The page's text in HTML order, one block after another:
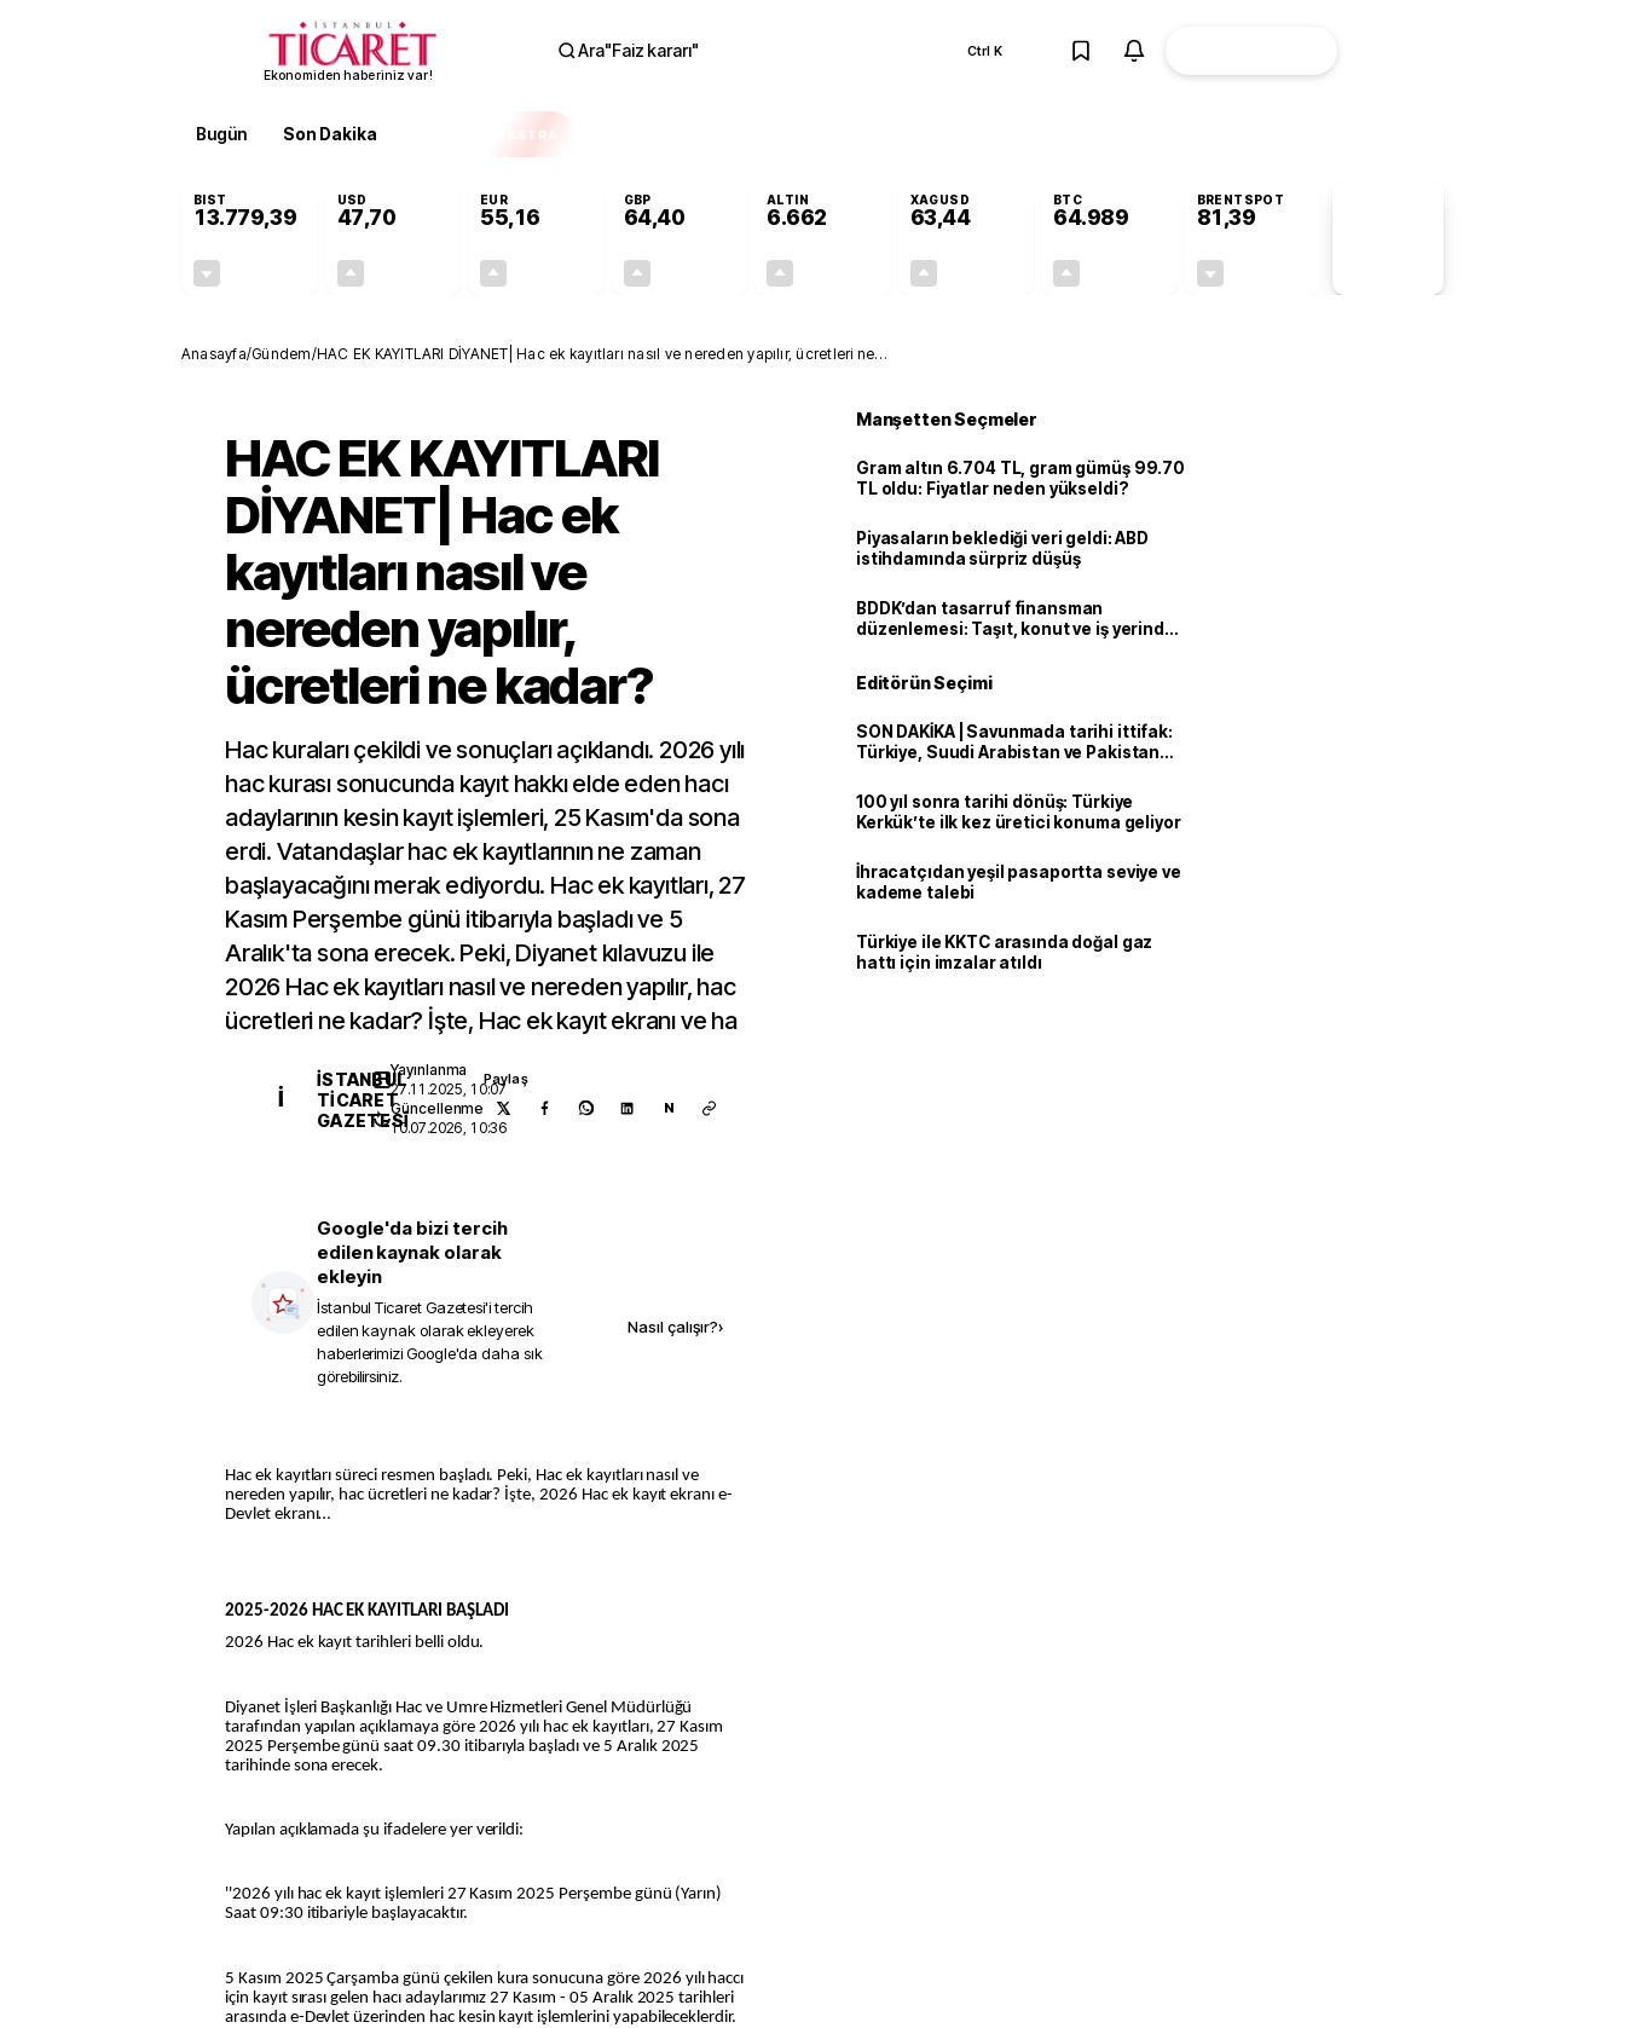
Ekonomiden haberiniz var!
Ara"Faiz kararı" Ctrl K
Bugün Son Dakika EKSTRA
BIST
13.779,39
USD
47,70
EUR
55,16
GBP
64,40
ALTIN
6.662
XAGUSD
63,44
BTC
64.989
BRENTSPOT
81,39
Anasayfa/Gündem/HAC EK KAYITLARI DİYANET| Hac ek kayıtları nasıl ve nereden yapılır, ücretleri ne
HAC EK KAYITLARI
DİYANET| Hac ek
kayıtları nasıl ve
nereden yapılır,
ücretleri ne kadar?
Hac kuraları çekildi ve sonuçları açıklandı. 2026 yılı
hac kurası sonucunda kayıt hakkı elde eden hacı
adaylarının kesin kayıt işlemleri, 25 Kasım'da sona
erdi. Vatandaşlar hac ek kayıtlarının ne zaman
başlayacağını merak ediyordu. Hac ek kayıtları, 27
Kasım Perşembe günü itibarıyla başladı ve 5
Aralık'ta sona erecek. Peki, Diyanet kılavuzu ile
2026 Hac ek kayıtları nasıl ve nereden yapılır, hac
ücretleri ne kadar? İşte, Hac ek kayıt ekranı ve ha
İ
İSTANBUL
TICARET
GAZETESI
Yayınlanma
27.11.2025, 10:07
Güncellenme
10.07.2026, 10:36
Paylaş
N
Google'da bizi tercih
edilen kaynak olarak
ekleyin
İstanbul Ticaret Gazetesi'i tercih
edilen kaynak olarak ekleyerek
haberlerimizi Google'da daha sık
görebilirsiniz.
Nasıl çalışır?›
Hac ek kayıtları süreci resmen başladı. Peki, Hac ek kayıtları nasıl ve
nereden yapılır, hac ücretleri ne kadar? İşte, 2026 Hac ek kayıt ekranı e-
Devlet ekranı…
2025-2026 HAC EK KAYITLARI BAŞLADI
2026 Hac ek kayıt tarihleri belli oldu.
Diyanet İşleri Başkanlığı Hac ve Umre Hizmetleri Genel Müdürlüğü
tarafından yapılan açıklamaya göre 2026 yılı hac ek kayıtları, 27 Kasım
2025 Perşembe günü saat 09.30 itibarıyla başladı ve 5 Aralık 2025
tarihinde sona erecek.
Yapılan açıklamada şu ifadelere yer verildi:
''2026 yılı hac ek kayıt işlemleri 27 Kasım 2025 Perşembe günü (Yarın)
Saat 09:30 itibariyle başlayacaktır.
5 Kasım 2025 Çarşamba günü çekilen kura sonucuna göre 2026 yılı haccı
için kayıt sırası gelen hacı adaylarımız 27 Kasım - 05 Aralık 2025 tarihleri
arasında e-Devlet üzerinden hac kesin kayıt işlemlerini yapabileceklerdir.
Manşetten Seçmeler
Gram altın 6.704 TL, gram gümüş 99.70
TL oldu: Fiyatlar neden yükseldi?
Piyasaların beklediği veri geldi: ABD
istihdamında sürpriz düşüş
BDDK’dan tasarruf finansman
düzenlemesi: Taşıt, konut ve iş yerinde
Editörün Seçimi
SON DAKİKA | Savunmada tarihi ittifak:
Türkiye, Suudi Arabistan ve Pakistan
100 yıl sonra tarihi dönüş: Türkiye
Kerkük’te ilk kez üretici konuma geliyor
İhracatçıdan yeşil pasaportta seviye ve
kademe talebi
Türkiye ile KKTC arasında doğal gaz
hattı için imzalar atıldı